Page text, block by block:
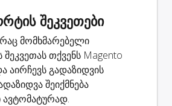
შეკვეთები
რაც მომხმარებელი
შეკვეთას თქვენს Magento
აირჩევს გადაზიდვის
შეიქმნება
ავტომატურად.